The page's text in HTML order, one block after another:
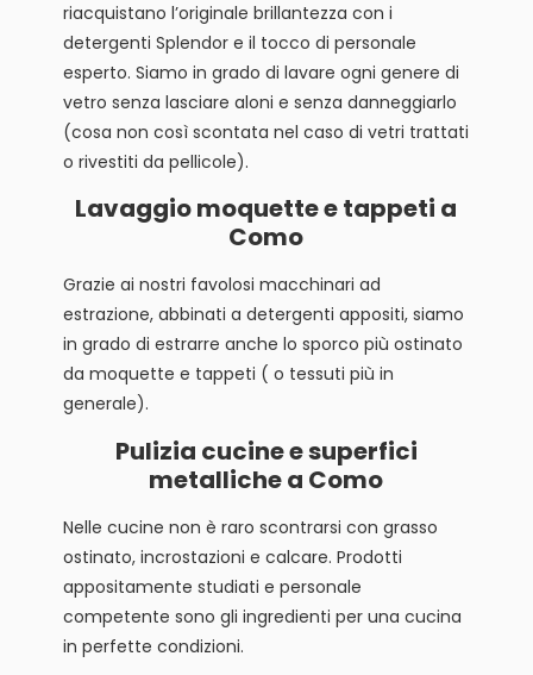
riacquistano l’originale brillantezza con i
detergenti Splendor e il tocco di personale
esperto. Siamo in grado di lavare ogni genere di
vetro senza lasciare aloni e senza danneggiarlo
(cosa non così scontata nel caso di vetri trattati
o rivestiti da pellicole).
Lavaggio moquette e tappeti a
Como
Grazie ai nostri favolosi macchinari ad
estrazione, abbinati a detergenti appositi, siamo
in grado di estrarre anche lo sporco più ostinato
da moquette e tappeti ( o tessuti più in
generale).
Pulizia cucine e superfici
metalliche a Como
Nelle cucine non è raro scontrarsi con grasso
ostinato, incrostazioni e calcare. Prodotti
appositamente studiati e personale
competente sono gli ingredienti per una cucina
in perfette condizioni.